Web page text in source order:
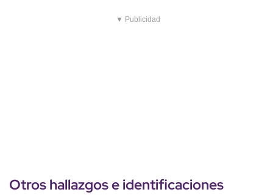
▼ Publicidad
Otros hallazgos e identificaciones